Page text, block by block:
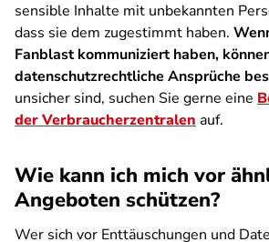
sensible Inhalte mit unbekannten
dass sie dem zugestimmt haben.
Fanblast kommuniziert haben,
datenschutzrechtliche Ansprüche
unsicher sind, suchen Sie gerne eine
der Verbraucherzentralen auf.
Wie kann ich mich vor
Angeboten schützen?
Wer sich vor Enttäuschungen und